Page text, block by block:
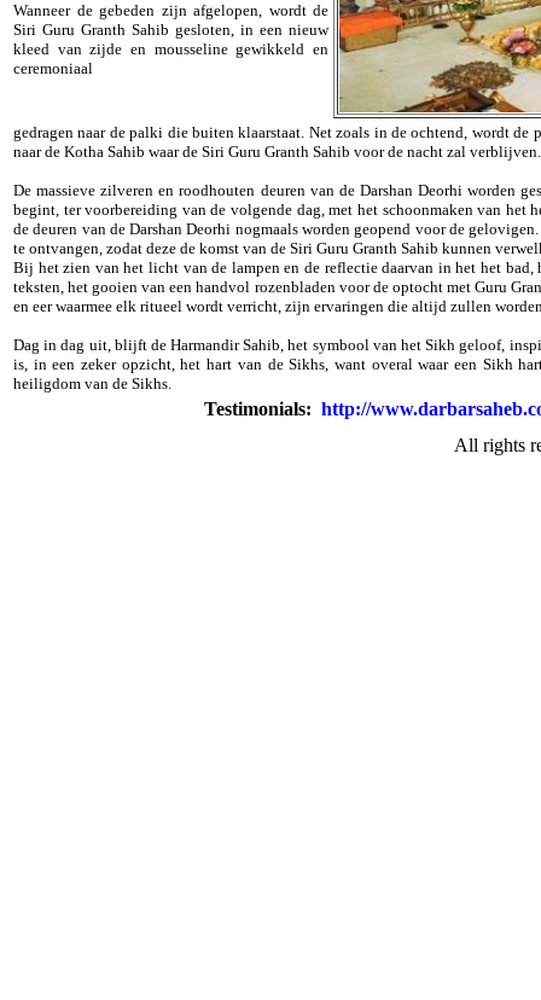
Wanneer de gebeden zijn afgelopen, wordt de
Siri Guru Granth Sahib gesloten, in een nieuw
kleed van zijde en mousseline gewikkeld en
ceremoniaal
gedragen naar de palki die buiten klaarstaat. Net zoals in de ochtend, wordt de
naar de Kotha Sahib waar de Siri Guru Granth Sahib voor de nacht zal verblijven.
De massieve zilveren en roodhouten deuren van de Darshan Deorhi worden
begint, ter voorbereiding van de volgende dag, met het schoonmaken van het
de deuren van de Darshan Deorhi nogmaals worden geopend voor de
te ontvangen, zodat deze de komst van de Siri Guru Granth Sahib kunnen
Bij het zien van het licht van de lampen en de reflectie daarvan in het het bad,
teksten, het gooien van een handvol rozenbladen voor de optocht met Guru
en eer waarmee elk ritueel wordt verricht, zijn ervaringen die altijd zullen
Dag in dag uit, blijft de Harmandir Sahib, het symbool van het Sikh geloof,
is, in een zeker opzicht, het hart van de Sikhs, want overal waar een Sikh
heiligdom van de Sikhs.
Testimonials: http://
All rights